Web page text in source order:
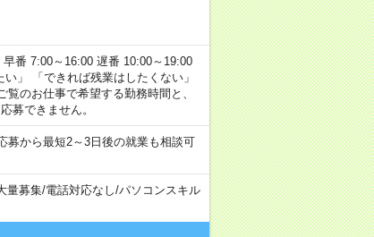
番 7:00～16:00 遅番 10:00～19:00
」 「できれば残業はしたくない」
のお仕事で希望する勤務時間と、
募できません。
募から最短2～3日後の就業も相談可
量募集/電話対応なし/パソコンスキル